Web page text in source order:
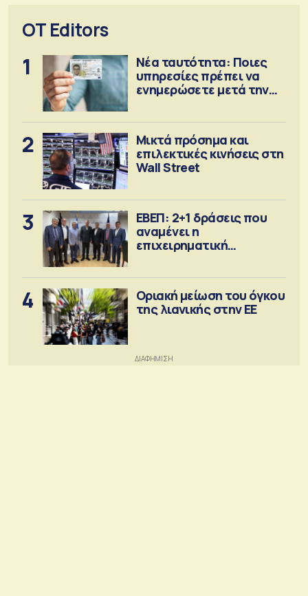
OT Editors
1
Νέα ταυτότητα: Ποιες
υπηρεσίες πρέπει να
ενημερώσετε μετά την
2
Μικτά πρόσημα και
επιλεκτικές κινήσεις στη
Wall Street
3
ΕΒΕΠ: 2+1 δράσεις που
αναμένει η
επιχειρηματική
4
Οριακή μείωση του όγκου
της λιανικής στην ΕΕ